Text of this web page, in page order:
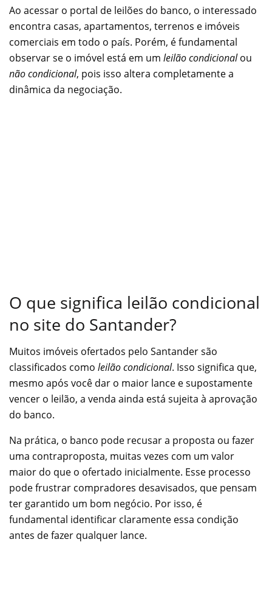
Ao acessar o portal de leilões do banco, o interessado
encontra casas, apartamentos, terrenos e imóveis
comerciais em todo o país. Porém, é fundamental
observar se o imóvel está em um leilão condicionalou
não condicional, pois isso altera completamente a
dinâmica da negociação.
O que significa leilão condicional
no site do Santander?
Muitos imóveis ofertados pelo Santander são
classificados como leilão condicional. Isso significa que,
mesmo após você dar o maior lance e supostamente
vencer o leilão, a venda ainda está sujeita à aprovação
do banco.
Na prática, o banco pode recusar a proposta ou fazer
uma contraproposta, muitas vezes com um valor
maior do que o ofertado inicialmente. Esse processo
pode frustrar compradores desavisados, que pensam
ter garantido um bom negócio. Por isso, é
fundamental identificar claramente essa condição
antes de fazer qualquer lance.